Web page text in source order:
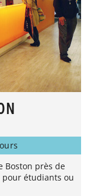
Boston près de
pour étudiants ou